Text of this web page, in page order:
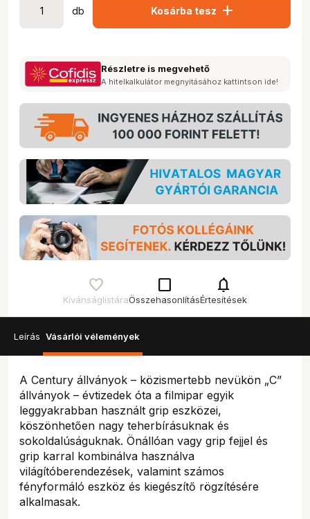
db Kosárba tesz add
Részletre is megvehető
A hitelkalkulátor megnyitásához kattintson ide!
Kívánságlistára
check_box_outline_blank
Összehasonlítás
notifications
Értesítések
Leírás Vásárlói vélemények
A Century állványok – közismertebb nevükön „C”
állványok – évtizedek óta a filmipar egyik
leggyakrabban használt grip eszközei,
köszönhetően nagy teherbírásuknak és
sokoldalúságuknak. Önállóan vagy grip fejjel és
grip karral kombinálva használva
világítóberendezések, valamint számos
fényformáló eszköz és kiegészítő rögzítésére
alkalmasak.